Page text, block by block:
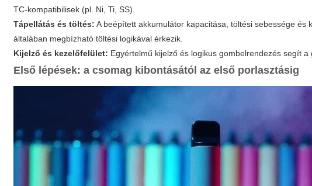
TC-kompatibilisek (pl. Ni, Ti, SS).
Tápellátás és töltés: A beépített akkumulátor kapacitása, töltési sebessége
általában megbízható töltési logikával érkezik.
Kijelző és kezelőfelület: Egyértelmű kijelző és logikus gombelrendezés segít a
Első lépések: a csomag kibontásától az első porlasztásig